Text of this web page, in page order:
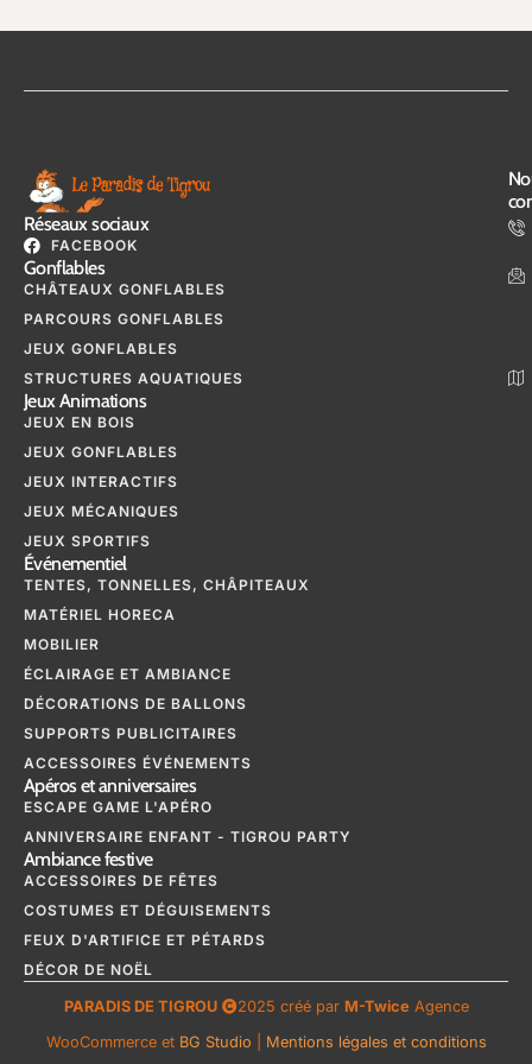
Réseaux sociaux
FACEBOOK
Gonflables
CHÂTEAUX GONFLABLES
PARCOURS GONFLABLES
JEUX GONFLABLES
STRUCTURES AQUATIQUES
Jeux Animations
JEUX EN BOIS
JEUX GONFLABLES
JEUX INTERACTIFS
JEUX MÉCANIQUES
JEUX SPORTIFS
Événementiel
TENTES, TONNELLES, CHÂPITEAUX
MATÉRIEL HORECA
MOBILIER
ÉCLAIRAGE ET AMBIANCE
DÉCORATIONS DE BALLONS
SUPPORTS PUBLICITAIRES
ACCESSOIRES ÉVÉNEMENTS
Apéros et anniversaires
ESCAPE GAME L'APÉRO
ANNIVERSAIRE ENFANT - TIGROU PARTY
Ambiance festive
ACCESSOIRES DE FÊTES
COSTUMES ET DÉGUISEMENTS
FEUX D'ARTIFICE ET PÉTARDS
DÉCOR DE NOËL
PARADIS DE TIGROU 2025 créé par M-Twice Agence
WooCommerce et BG Studio
Mentions légales et conditions